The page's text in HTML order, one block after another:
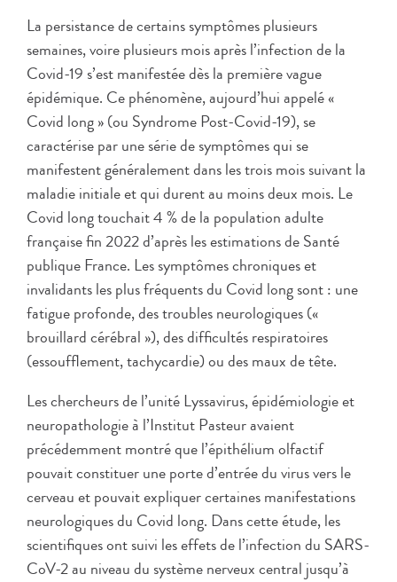
La persistance de certains symptômes plusieurs
semaines, voire plusieurs mois après l’infection de la
Covid-19 s’est manifestée dès la première vague
épidémique. Ce phénomène, aujourd’hui appelé «
Covid long » (ou Syndrome Post-Covid-19), se
caractérise par une série de symptômes qui se
manifestent généralement dans les trois mois suivant la
maladie initiale et qui durent au moins deux mois. Le
Covid long touchait 4 % de la population adulte
française fin 2022 d’après les estimations de Santé
publique France. Les symptômes chroniques et
invalidants les plus fréquents du Covid long sont : une
fatigue profonde, des troubles neurologiques («
brouillard cérébral »), des difficultés respiratoires
(essoufflement, tachycardie) ou des maux de tête.
Les chercheurs de l’unité Lyssavirus, épidémiologie et
neuropathologie à l’Institut Pasteur avaient
précédemment montré que l’épithélium olfactif
pouvait constituer une porte d’entrée du virus vers le
cerveau et pouvait expliquer certaines manifestations
neurologiques du Covid long. Dans cette étude, les
scientifiques ont suivi les effets de l’infection du SARS-
CoV-2 au niveau du système nerveux central jusqu’à